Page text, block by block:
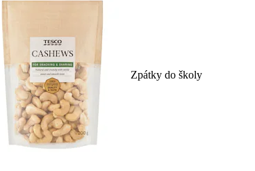
Zpátky do školy